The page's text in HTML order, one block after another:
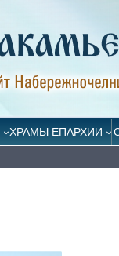
ХРАМЫ ЕПАРХИИ